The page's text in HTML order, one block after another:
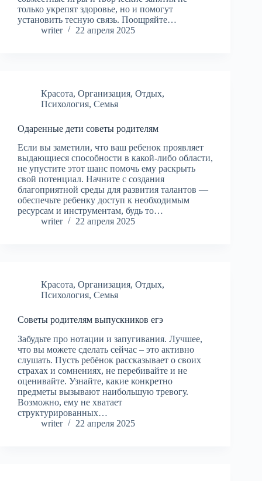
только укрепят здоровье, но и помогут
установить тесную связь. Поощряйте…
writer
22 апреля 2025
Красота, Организация, Отдых,
Психология, Семья
Одаренные дети советы родителям
Если вы заметили, что ваш ребенок проявляет
выдающиеся способности в какой-либо области,
не упустите этот шанс помочь ему раскрыть
свой потенциал. Начните с создания
благоприятной среды для развития талантов —
обеспечьте ребенку доступ к необходимым
ресурсам и инструментам, будь то…
writer
22 апреля 2025
Красота, Организация, Отдых,
Психология, Семья
Советы родителям выпускников егэ
Забудьте про нотации и запугивания. Лучшее,
что вы можете сделать сейчас – это активно
слушать. Пусть ребёнок рассказывает о своих
страхах и сомнениях, не перебивайте и не
оценивайте. Узнайте, какие конкретно
предметы вызывают наибольшую тревогу.
Возможно, ему не хватает
структурированных…
writer
22 апреля 2025